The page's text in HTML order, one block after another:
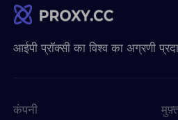
आईपी ​​प्रॉक्सी का विश्व का अग्रणी
कंपनी